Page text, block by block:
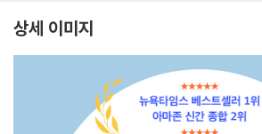
상세 이미지